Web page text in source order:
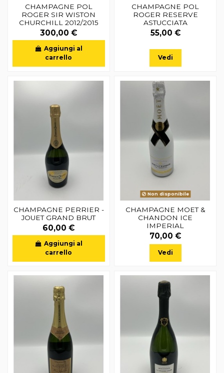
CHAMPAGNE POL
ROGER SIR WISTON
CHURCHILL 2012/2015
300,00 €
Aggiungi al
carrello
CHAMPAGNE POL
ROGER RESERVE
ASTUCCIATA
55,00 €
Vedi
CHAMPAGNE PERRIER -
JOUET GRAND BRUT
60,00 €
Aggiungi al
carrello
Non disponibile
CHAMPAGNE MOET &
CHANDON ICE
IMPERIAL
70,00 €
Vedi